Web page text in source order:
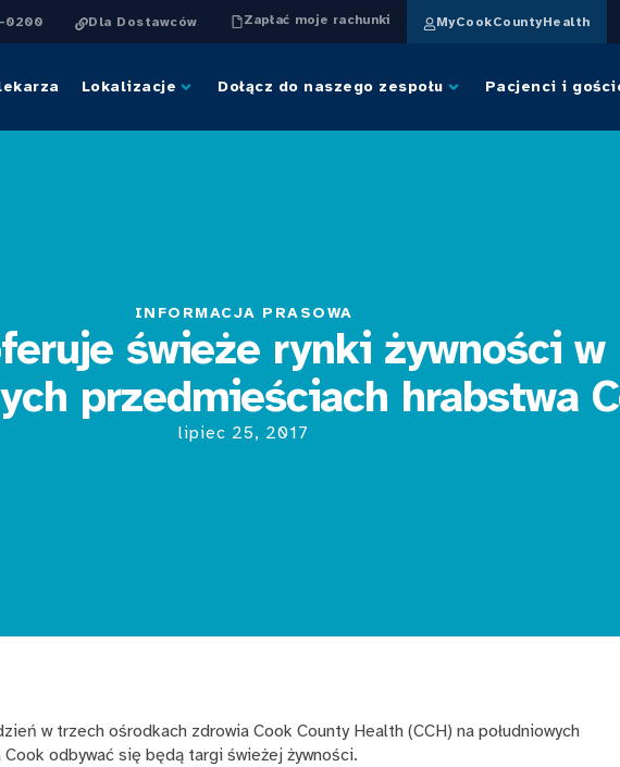
0200 Dla Dostawców Zapłać moje rachunki MyCookCountyHealth
Lokalizacje Dołącz do naszego zespołu Pacjenci i
INFORMACJA PRASOWA
świeże rynki żywności w
przedmieściach hrabstwa
lipiec 25, 2017
w trzech ośrodkach zdrowia Cook County Health (CCH) na południowych
odbywać się będą targi świeżej żywności.